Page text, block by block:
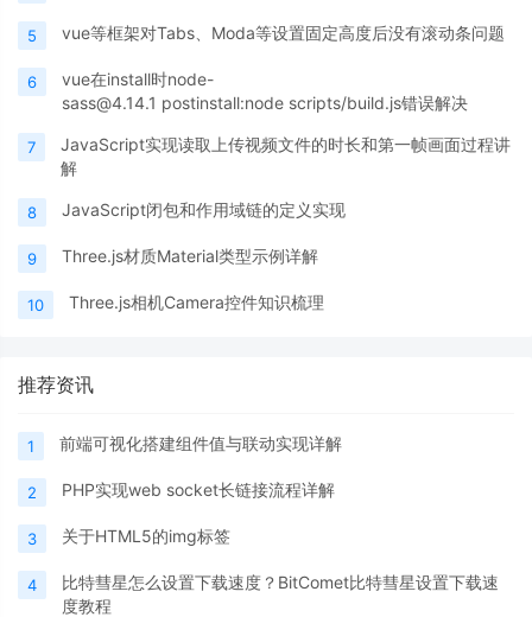
5 vue等框架对Tabs、Moda等设置固定高度后没有滚动条问题
6
vue在install时node-
sass@4.14.1 postinstall:node scripts/build.js错误解决
7
JavaScript实现读取上传视频文件的时长和第一帧画面过程讲
解
8 JavaScript闭包和作用域链的定义实现
9 Three.js材质Material类型示例详解
10 Three.js相机Camera控件知识梳理
推荐资讯
1 前端可视化搭建组件值与联动实现详解
2 PHP实现web socket长链接流程详解
3 关于HTML5的img标签
4
比特彗星怎么设置下载速度？BitComet比特彗星设置下载速
度教程